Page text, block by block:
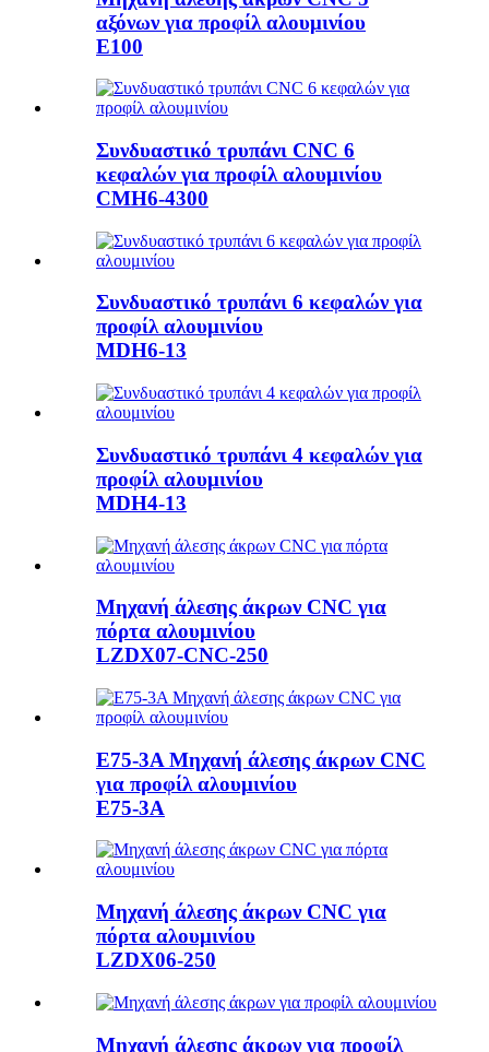
αξόνων για προφίλ αλουμινίου
E100
Συνδυαστικό τρυπάνι CNC 6
κεφαλών για προφίλ αλουμινίου
CMH6-4300
Συνδυαστικό τρυπάνι 6 κεφαλών για
προφίλ αλουμινίου
MDH6-13
Συνδυαστικό τρυπάνι 4 κεφαλών για
προφίλ αλουμινίου
MDH4-13
Μηχανή άλεσης άκρων CNC για
πόρτα αλουμινίου
LZDX07-CNC-250
E75-3A Μηχανή άλεσης άκρων CNC
για προφίλ αλουμινίου
E75-3A
Μηχανή άλεσης άκρων CNC για
πόρτα αλουμινίου
LZDX06-250
Μηχανή άλεσης άκρων για προφίλ